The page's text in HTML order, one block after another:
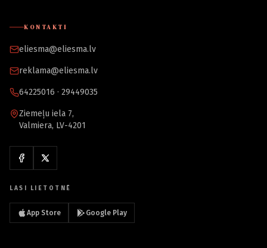
KONTAKTI
eliesma@eliesma.lv
reklama@eliesma.lv
64225016 · 29449035
Ziemeļu iela 7,
Valmiera, LV-4201
LASI LIETOTNĒ
App Store Google Play